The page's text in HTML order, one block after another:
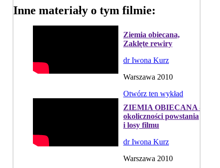
Inne materiały o tym filmie:
Ziemia obiecana,
Zaklęte rewiry
dr Iwona Kurz
Warszawa 2010
Otwórz ten wykład
ZIEMIA OBIECANA -
okoliczności powstania
i losy filmu
dr Iwona Kurz
Warszawa 2010